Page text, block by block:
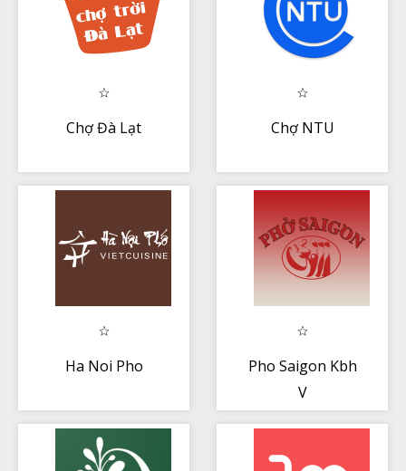
Chợ Đà Lạt Chợ NTU
Ha Noi Pho
Pho Saigon Kbh
V